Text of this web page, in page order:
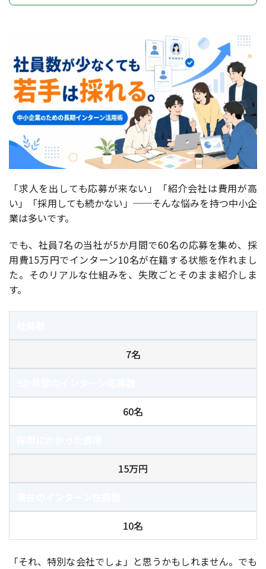
「求人を出しても応募が来ない」「紹介会社は費用が高
い」「採用しても続かない」──そんな悩みを持つ中小企
業は多いです。
でも、社員7名の当社が5か月間で60名の応募を集め、採
用費15万円でインターン10名が在籍する状態を作れまし
た。そのリアルな仕組みを、失敗ごとそのまま紹介しま
す。
7名
60名
15万円
10名
「それ、特別な会社でしょ」と思うかもしれません。でも